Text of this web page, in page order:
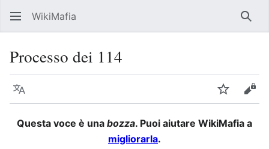
WikiMafia
Processo dei 114
Lingua Segui
Questa voce è una bozza. Puoi aiutare WikiMafia a
migliorarla.